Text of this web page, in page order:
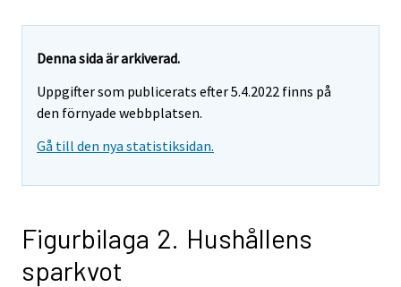
Denna sida är arkiverad.
Uppgifter som publicerats efter 5.4.2022 finns på
den förnyade webbplatsen.
Gå till den nya statistiksidan.
Figurbilaga 2. Hushållens
sparkvot